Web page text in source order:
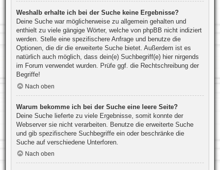
Weshalb erhalte ich bei der Suche keine Ergebnisse?
Deine Suche war möglicherweise zu allgemein gehalten und
enthielt zu viele gängige Wörter, welche von phpBB nicht indiziert
werden. Stelle eine spezifischere Anfrage und benutze die
Optionen, die dir die erweiterte Suche bietet. Außerdem ist es
natürlich auch möglich, dass dein(e) Suchbegriff(e) hier nirgends
im Forum verwendet wurden. Prüfe ggf. die Rechtschreibung der
Begriffe!
Nach oben
Warum bekomme ich bei der Suche eine leere Seite?
Deine Suche lieferte zu viele Ergebnisse, somit konnte der
Webserver sie nicht verarbeiten. Benutze die erweiterte Suche
und gib spezifischere Suchbegriffe ein oder beschränke die
Suche auf verschiedene Unterforen.
Nach oben